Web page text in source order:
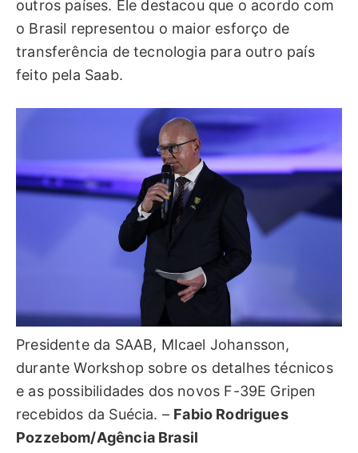
outros países. Ele destacou que o acordo com
o Brasil representou o maior esforço de
transferência de tecnologia para outro país
feito pela Saab.
Presidente da SAAB, MIcael Johansson,
durante Workshop sobre os detalhes técnicos
e as possibilidades dos novos F-39E Gripen
recebidos da Suécia. – Fabio Rodrigues
Pozzebom/Agência Brasil